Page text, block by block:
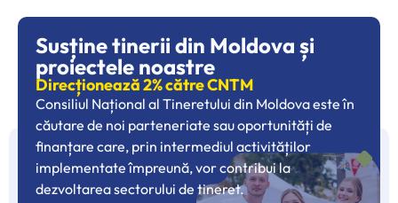
Susține tinerii din Moldova și
proiectele noastre
Direcționează 2% către CNTM
Consiliul Național al Tineretului din Moldova este în
căutare de noi parteneriate sau oportunități de
finanțare care, prin intermediul activităților
implementate împreună, vor contribui la
dezvoltarea sectorului de tineret.